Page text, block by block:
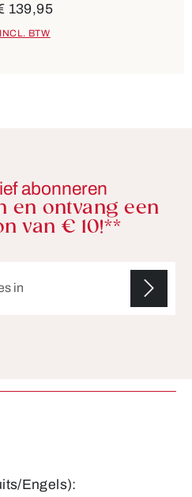
139,95
INCL. BTW
abonneren
en ontvang een
van € 10!**
Engels):